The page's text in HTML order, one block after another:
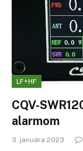
LF+HF
CQV-
alarmom
3. januára 2023